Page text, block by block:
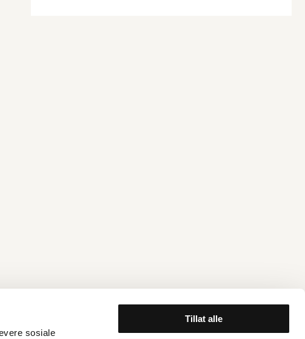
sosiale
Tillat alle